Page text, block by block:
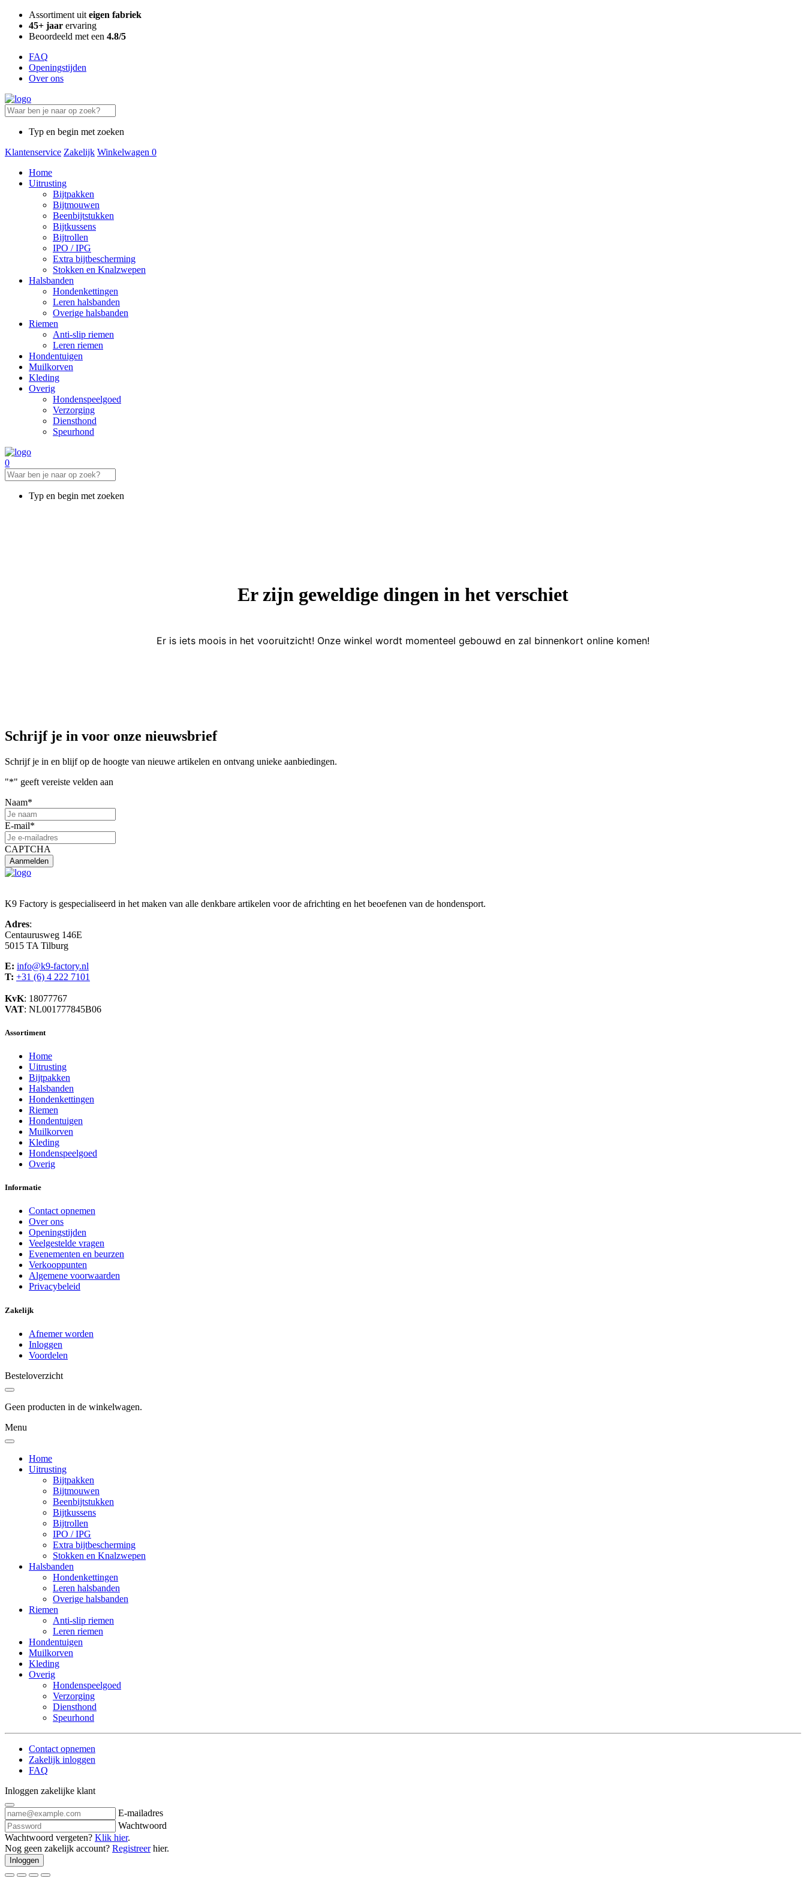
Assortiment uit eigen fabriek
45+ jaar ervaring
Beoordeeld met een 4.8/5
FAQ
Openingstijden
Over ons
Typ en begin met zoeken
Klantenservice Zakelijk Winkelwagen 0
Home
Uitrusting
Bijtpakken
Bijtmouwen
Beenbijtstukken
Bijtkussens
Bijtrollen
IPO / IPG
Extra bijtbescherming
Stokken en Knalzwepen
Halsbanden
Hondenkettingen
Leren halsbanden
Overige halsbanden
Riemen
Anti-slip riemen
Leren riemen
Hondentuigen
Muilkorven
Kleding
Overig
Hondenspeelgoed
Verzorging
Diensthond
Speurhond
0
Typ en begin met zoeken
Er zijn geweldige dingen in het verschiet
Er is iets moois in het vooruitzicht! Onze winkel wordt momenteel gebouwd en zal binnenkort online komen!
Schrijf je in voor onze nieuwsbrief
Schrijf je in en blijf op de hoogte van nieuwe artikelen en ontvang unieke aanbiedingen.
"*" geeft vereiste velden aan
Naam*
E-mail*
CAPTCHA
K9 Factory is gespecialiseerd in het maken van alle denkbare artikelen voor de africhting en het beoefenen van de hondensport.
Adres:
Centaurusweg 146E
5015 TA Tilburg
E: info@k9-factory.nl
T: +31 (6) 4 222 7101
KvK: 18077767
VAT: NL001777845B06
Assortiment
Home
Uitrusting
Bijtpakken
Halsbanden
Hondenkettingen
Riemen
Hondentuigen
Muilkorven
Kleding
Hondenspeelgoed
Overig
Informatie
Contact opnemen
Over ons
Openingstijden
Veelgestelde vragen
Evenementen en beurzen
Verkooppunten
Algemene voorwaarden
Privacybeleid
Zakelijk
Afnemer worden
Inloggen
Voordelen
Besteloverzicht
Geen producten in de winkelwagen.
Menu
Home
Uitrusting
Bijtpakken
Bijtmouwen
Beenbijtstukken
Bijtkussens
Bijtrollen
IPO / IPG
Extra bijtbescherming
Stokken en Knalzwepen
Halsbanden
Hondenkettingen
Leren halsbanden
Overige halsbanden
Riemen
Anti-slip riemen
Leren riemen
Hondentuigen
Muilkorven
Kleding
Overig
Hondenspeelgoed
Verzorging
Diensthond
Speurhond
Contact opnemen
Zakelijk inloggen
FAQ
Inloggen zakelijke klant
E-mailadres
Wachtwoord
Wachtwoord vergeten? Klik hier.
Nog geen zakelijk account? Registreerhier.
Inloggen